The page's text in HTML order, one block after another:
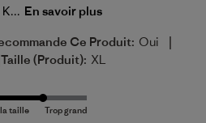
En savoir plus
Ce Produit: Oui |
Taille (produit): XL